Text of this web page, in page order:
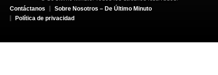
Contáctanos
Sobre Nosotros – De Último Minuto
Política de privacidad